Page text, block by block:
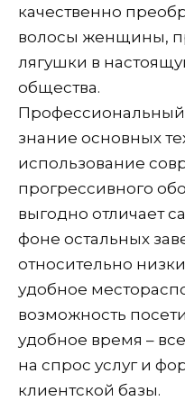
качественно
волосы женщины,
лягушки в
общества.
Профессиональный
знание основных
использование
прогрессивного
выгодно отличает
фоне остальных
относительно
удобное
возможность
удобное время –
на спрос услуг и
клиентской базы.